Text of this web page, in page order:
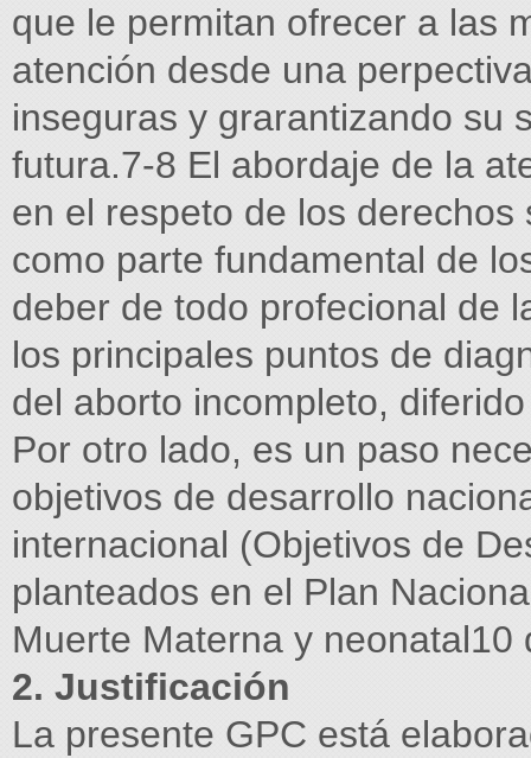
que le permitan ofrecer a las
atención desde una
inseguras y grarantizando su
futura.7-8 El abordaje de la
en el respeto de los
como parte fundamental de
deber de todo profecional de
los principales puntos de
del aborto incompleto,
Por otro lado, es un paso
objetivos de desarrollo
internacional (Objetivos de
planteados en el Plan
Muerte Materna y neonatal10
2. Justificación
La presente GPC está